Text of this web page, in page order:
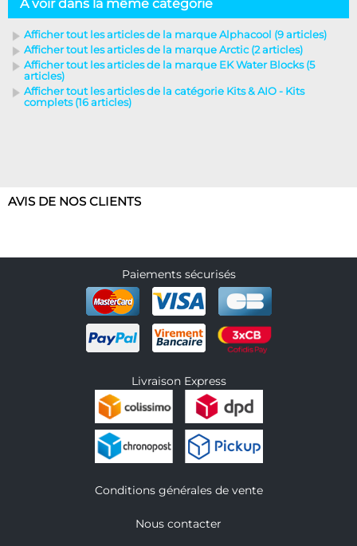
A voir dans la même catégorie
Afficher tout les articles de la marque Alphacool (9 articles)
Afficher tout les articles de la marque Arctic (2 articles)
Afficher tout les articles de la marque EK Water Blocks (5
articles)
Afficher tout les articles de la catégorie Kits & AIO - Kits
complets (16 articles)
AVIS DE NOS CLIENTS
Paiements sécurisés
Livraison Express
Conditions générales de vente
Nous contacter